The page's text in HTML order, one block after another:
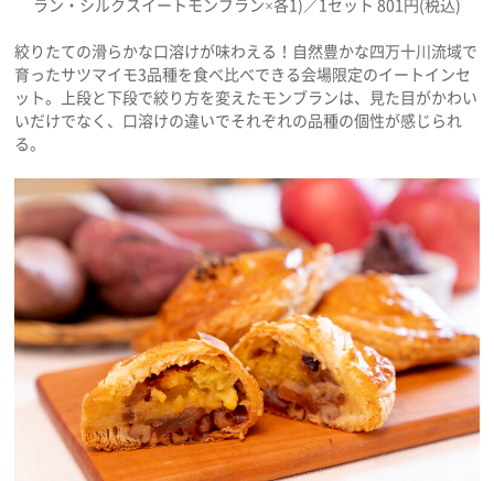
ラン・シルクスイートモンブラン×各1)／1セット 801円(税込)
絞りたての滑らかな口溶けが味わえる！自然豊かな四万十川流域で
育ったサツマイモ3品種を食べ比べできる会場限定のイートインセ
ット。上段と下段で絞り方を変えたモンブランは、見た目がかわい
いだけでなく、口溶けの違いでそれぞれの品種の個性が感じられ
る。